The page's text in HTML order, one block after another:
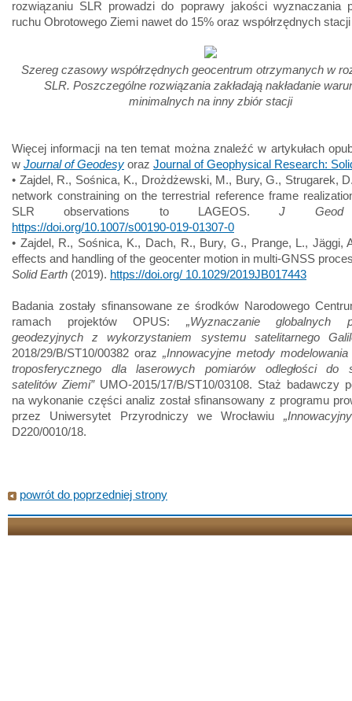
rozwiązaniu SLR prowadzi do poprawy jakości wyznaczania
ruchu Obrotowego Ziemi nawet do 15% oraz współrzędnych
Szereg czasowy współrzędnych geocentrum otrzymanych w
SLR. Poszczególne rozwiązania zakładają nakładanie
minimalnych na inny zbiór stacji
Więcej informacji na ten temat można znaleźć w artykułach
w Journal of Geodesy oraz Journal of Geophysical Research:
• Zajdel, R., Sośnica, K., Drożdżewski, M., Bury, G., Strugarek,
network constraining on the terrestrial reference frame
SLR observations to LAGEOS.J Geod
https://doi.org/10.1007/s00190-019-01307-0
• Zajdel, R., Sośnica, K., Dach, R., Bury, G., Prange, L., Jäggi,
effects and handling of the geocenter motion in multi-GNSS
Solid Earth (2019). https://doi.org/ 10.1029/2019JB017443
Badania zostały sfinansowane ze środków Narodowego
ramach projektów OPUS: „Wyznaczanie globalnych
geodezyjnych z wykorzystaniem systemu satelitarnego
2018/29/B/ST10/00382 oraz „Innowacyjne metody modelowania
troposferycznego dla laserowych pomiarów odległości do
satelitów Ziemi”UMO-2015/17/B/ST10/03108. Staż badawczy
na wykonanie części analiz został sfinansowany z programu
przez Uniwersytet Przyrodniczy we Wrocławiu
D220/0010/18.
powrót do poprzedniej strony